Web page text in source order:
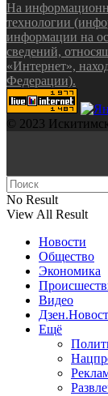
На
технологии
информации на
сведений,
«Интернет»,
Федерации).
© 2023
No Result
View All Result
Новости
Общество
Экономика
Видео
Ещё